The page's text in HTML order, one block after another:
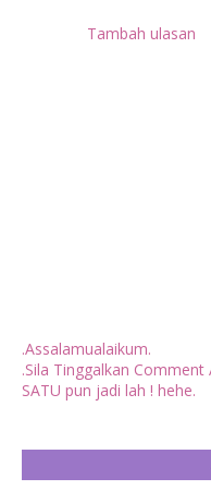
Tambah ulasan
.Assalamualaikum.
.Sila Tinggalkan Comment
SATU pun jadi lah ! hehe.